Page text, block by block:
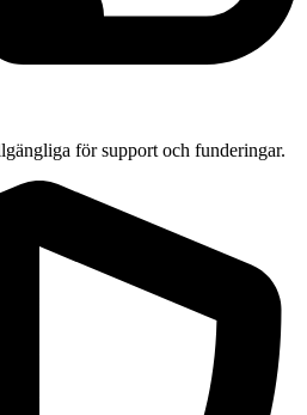
för support och funderingar.